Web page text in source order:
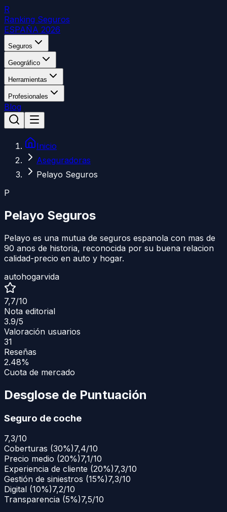
R
Ranking Seguros
ESPAÑA 2026
Seguros
Geográfico
Herramientas
Profesionales
Blog
Inicio
Aseguradoras
Pelayo Seguros
P
Pelayo Seguros
Pelayo es una mutua de seguros espanola con mas de
90 anos de historia, reconocida por su buena relacion
calidad-precio en auto y hogar.
autohogarvida
7,7/10
Nota editorial
3.9/5
Valoración usuarios
31
Reseñas
2.48%
Cuota de mercado
Desglose de Puntuación
Seguro de coche
7,3/10
Coberturas (30%)7,4/10
Precio medio (20%)7,1/10
Experiencia de cliente (20%)7,3/10
Gestión de siniestros (15%)7,3/10
Digital (10%)7,2/10
Transparencia (5%)7,5/10